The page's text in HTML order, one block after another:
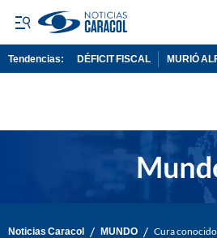
Tendencias: DÉFICIT FISCAL MURIÓ
Noticias Caracol / MUNDO / Cura conocido